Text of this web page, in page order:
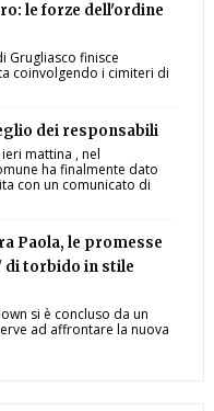
le forze dell'ordine
Grugliasco finisce
coinvolgendo i cimiteri di
dei responsabili
mattina , nel
ha finalmente dato
con un comunicato di
Paola, le promesse
di torbido in stile
si è concluso da un
ad affrontare la nuova